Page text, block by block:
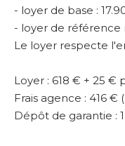
- loyer de base :
- loyer de référence
Le loyer respecte
Loyer : 618 € + 25 €
Frais agence : 416
Dépôt de garantie :